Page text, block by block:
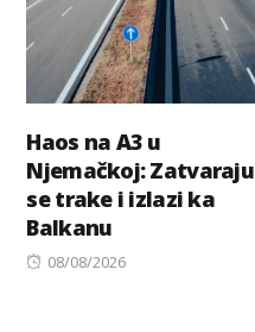
Haos na A3 u
Njemačkoj: Zatvaraju
se trake i izlazi ka
Balkanu
Posted
08/08/2026